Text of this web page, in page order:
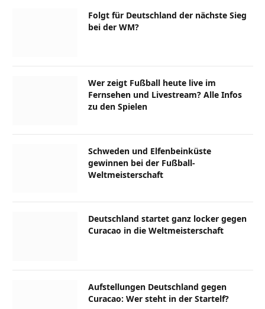
Folgt für Deutschland der nächste Sieg
bei der WM?
Wer zeigt Fußball heute live im
Fernsehen und Livestream? Alle Infos
zu den Spielen
Schweden und Elfenbeinküste
gewinnen bei der Fußball-
Weltmeisterschaft
Deutschland startet ganz locker gegen
Curacao in die Weltmeisterschaft
Aufstellungen Deutschland gegen
Curacao: Wer steht in der Startelf?